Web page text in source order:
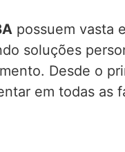
possuem vasta
soluções
Desde o
em todas as